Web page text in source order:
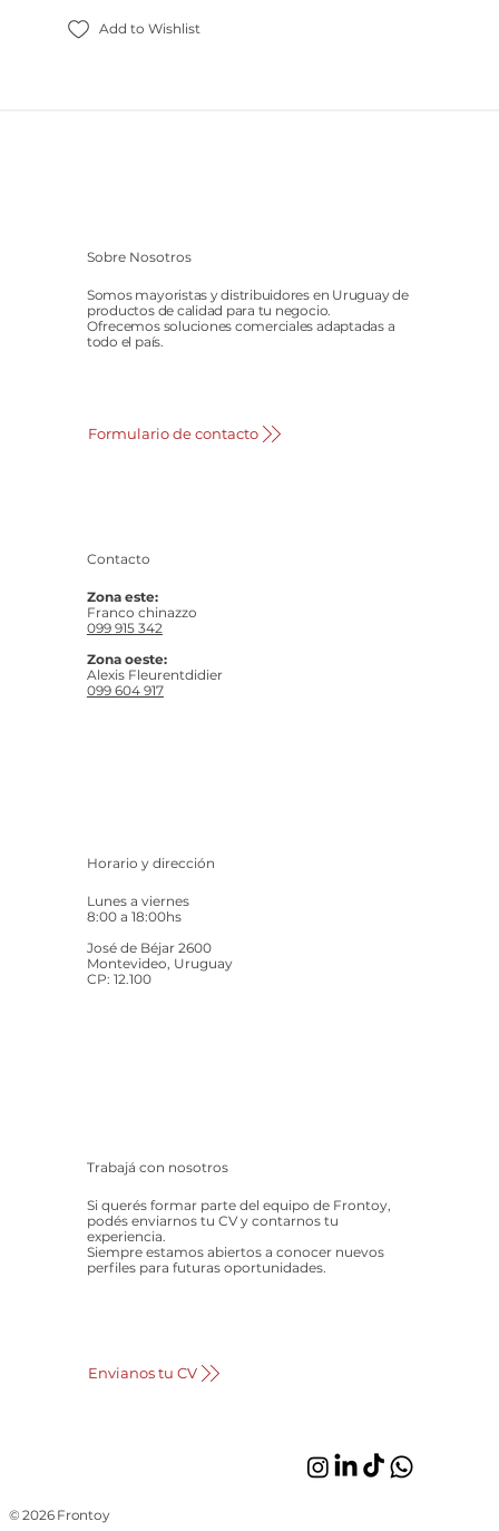
Add to Wishlist
© 2026 Frontoy
Sobre Nosotros
Somos mayoristas y distribuidores en Uruguay de
productos de calidad para tu negocio.
Ofrecemos soluciones comerciales adaptadas a
todo el país.
Formulario de contacto
Contacto
Zona este:
Franco chinazzo
099 915 342
Zona oeste:
Alexis Fleurentdidier
099 604 917
Horario y dirección
Lunes a viernes
8:00 a 18:00hs
José de Béjar 2600
Montevideo, Uruguay
CP: 12.100
Trabajá con nosotros
Si querés formar parte del equipo de Frontoy,
podés enviarnos tu CV y contarnos tu
experiencia.
Siempre estamos abiertos a conocer nuevos
perfiles para futuras oportunidades.
Envianos tu CV